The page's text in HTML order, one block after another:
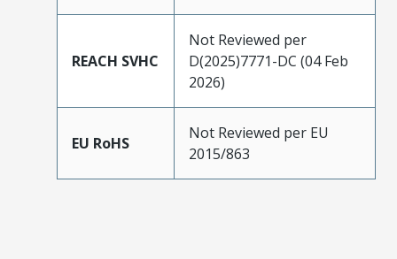
REACH SVHC
Not Reviewed per
D(2025)7771-DC (04 Feb
2026)
EU RoHS
Not Reviewed per EU
2015/863